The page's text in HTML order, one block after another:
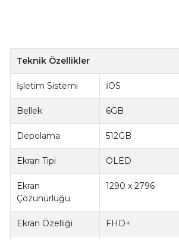
Teknik Özellikler
İşletim Sistemi İOS
Bellek 6GB
Depolama 512GB
Ekran Tipi OLED
Ekran
Çözünürlüğü
1290 x 2796
Ekran Özelliği FHD+